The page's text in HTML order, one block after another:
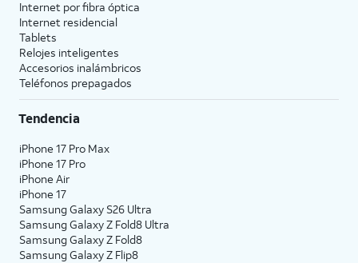
Internet por fibra óptica
Internet residencial
Tablets
Relojes inteligentes
Accesorios inalámbricos
Teléfonos prepagados
Tendencia
iPhone 17 Pro Max
iPhone 17 Pro
iPhone Air
iPhone 17
Samsung Galaxy S26 Ultra
Samsung Galaxy Z Fold8 Ultra
Samsung Galaxy Z Fold8
Samsung Galaxy Z Flip8